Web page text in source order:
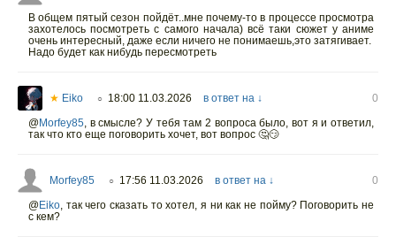
В общем пятый сезон пойдёт..мне почему-то в процессе просмотра
захотелось посмотреть с самого начала) всё таки сюжет у аниме
очень интересный, даже если ничего не понимаешь,это затягивает.
Надо будет как нибудь пересмотреть
★ Eiko ○ 18:00 11.03.2026 в ответ на ↓
0
@Morfey85, в смысле? У тебя там 2 вопроса было, вот я и ответил,
так что кто еще поговорить хочет, вот вопрос 🤔😏
Morfey85 ○ 17:56 11.03.2026 в ответ на ↓
0
@Eiko, так чего сказать то хотел, я ни как не пойму? Поговорить не
с кем?